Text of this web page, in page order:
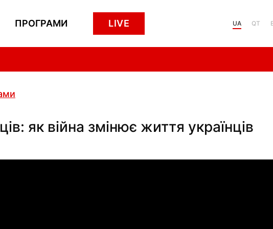
ПРОГРАМИ LIVE UA QT
як війна змінює життя українців